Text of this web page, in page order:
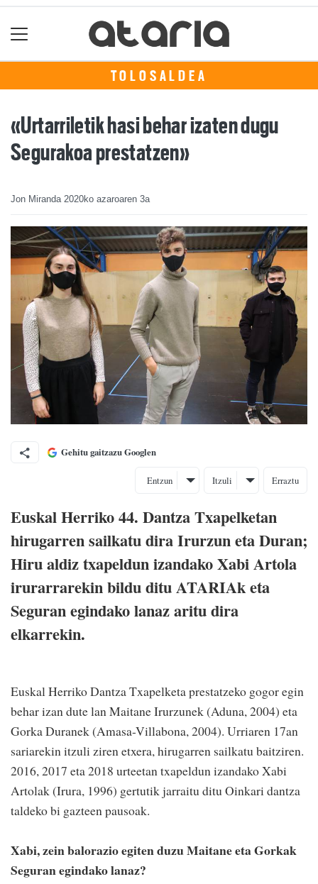
TOLOSALDEA
«Urtarriletik hasi behar izaten dugu
Segurakoa prestatzen»
Jon Miranda 2020ko azaroaren 3a
Gehitu gaitzazu Googlen
Entzun Itzuli Erraztu
Euskal Herriko 44. Dantza Txapelketan
hirugarren sailkatu dira Irurzun eta Duran;
Hiru aldiz txapeldun izandako Xabi Artola
irurarrarekin bildu ditu ATARIAk eta
Seguran egindako lanaz aritu dira
elkarrekin.
Euskal Herriko Dantza Txapelketa prestatzeko gogor egin
behar izan dute lan Maitane Irurzunek (Aduna, 2004) eta
Gorka Duranek (Amasa-Villabona, 2004). Urriaren 17an
sariarekin itzuli ziren etxera, hirugarren sailkatu baitziren.
2016, 2017 eta 2018 urteetan txapeldun izandako Xabi
Artolak (Irura, 1996) gertutik jarraitu ditu Oinkari dantza
taldeko bi gazteen pausoak.
Xabi, zein balorazio egiten duzu Maitane eta Gorkak
Seguran egindako lanaz?